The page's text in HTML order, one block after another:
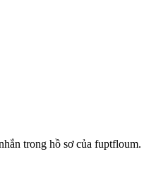
trong hồ sơ của fuptfloum.